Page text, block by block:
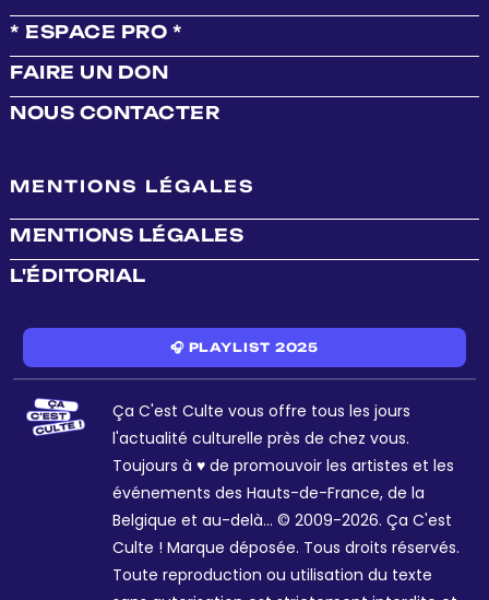
* ESPACE PRO *
FAIRE UN DON
NOUS CONTACTER
MENTIONS LÉGALES
MENTIONS LÉGALES
L'ÉDITORIAL
🎧 PLAYLIST 2025
Ça C'est Culte vous offre tous les jours
l'actualité culturelle près de chez vous.
Toujours à ♥ de promouvoir les artistes et les
événements des Hauts-de-France, de la
Belgique et au-delà... © 2009-2026. Ça C'est
Culte ! Marque déposée. Tous droits réservés.
Toute reproduction ou utilisation du texte